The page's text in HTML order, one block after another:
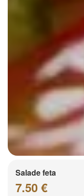
Salade feta
7.50 €